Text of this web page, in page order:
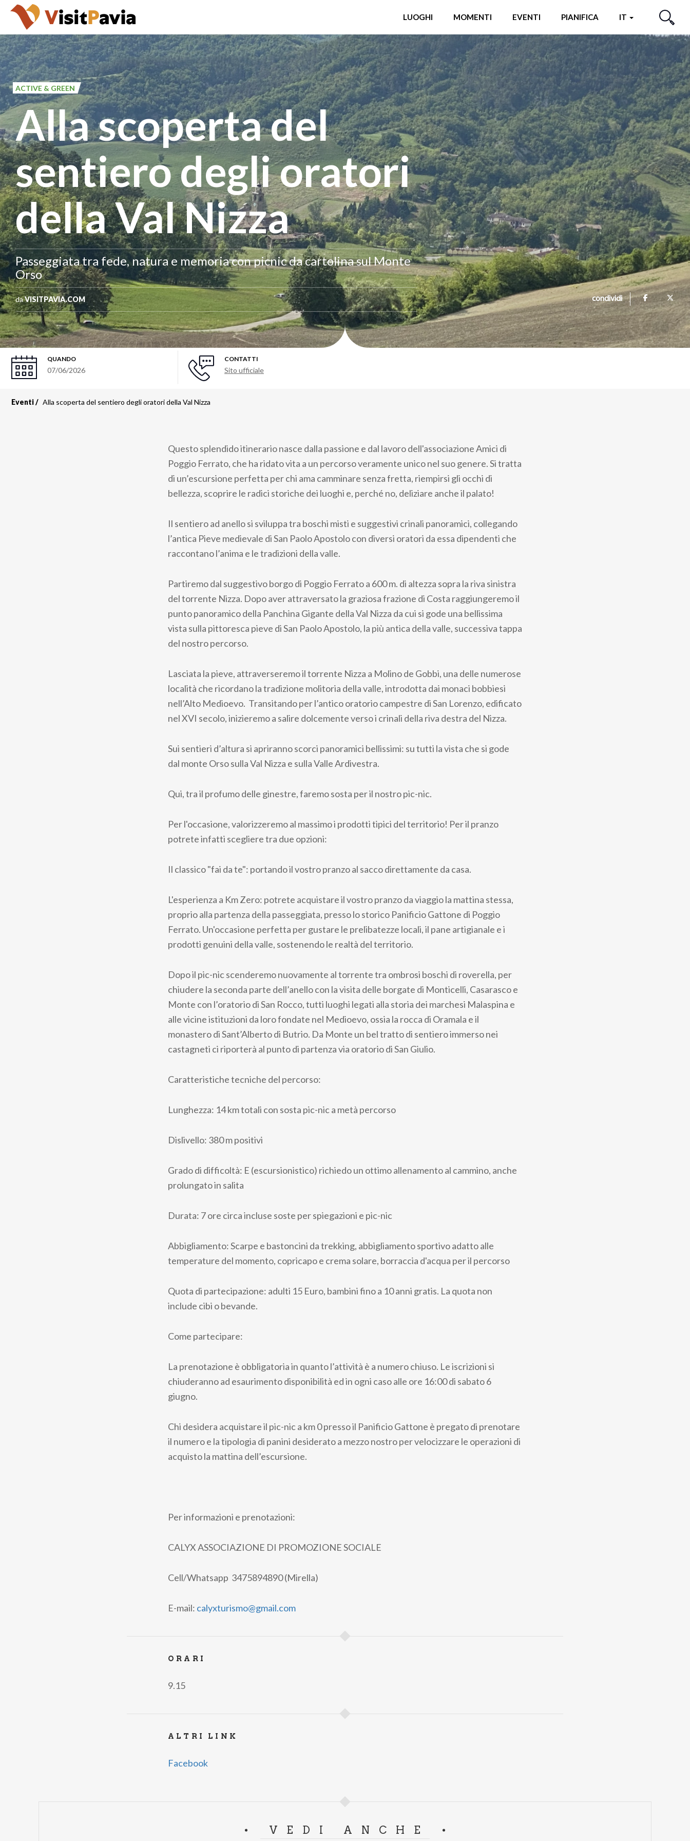
Salta
al
contenuto
principale
LUOGHI MOMENTI EVENTI PIANIFICA IT
CERCA
ACTIVE & GREEN
Alla scoperta del
sentiero degli oratori
della Val Nizza
Passeggiata tra fede, natura e memoria con picnic da cartolina sul Monte
Orso
daVISITPAVIA.COM condividi
QUANDO
07/06/2026
CONTATTI
Sito ufficiale
Eventi Alla scoperta del sentiero degli oratori della Val Nizza
Questo splendido itinerario nasce dalla passione e dal lavoro dell'associazione Amici di
Poggio Ferrato, che ha ridato vita a un percorso veramente unico nel suo genere. Si tratta
di un’escursione perfetta per chi ama camminare senza fretta, riempirsi gli occhi di
bellezza, scoprire le radici storiche dei luoghi e, perché no, deliziare anche il palato!
Il sentiero ad anello si sviluppa tra boschi misti e suggestivi crinali panoramici, collegando
l’antica Pieve medievale di San Paolo Apostolo con diversi oratori da essa dipendenti che
raccontano l’anima e le tradizioni della valle.
Partiremo dal suggestivo borgo di Poggio Ferrato a 600 m. di altezza sopra la riva sinistra
del torrente Nizza. Dopo aver attraversato la graziosa frazione di Costa raggiungeremo il
punto panoramico della Panchina Gigante della Val Nizza da cui si gode una bellissima
vista sulla pittoresca pieve di San Paolo Apostolo, la più antica della valle, successiva tappa
del nostro percorso.
Lasciata la pieve, attraverseremo il torrente Nizza a Molino de Gobbi, una delle numerose
località che ricordano la tradizione molitoria della valle, introdotta dai monaci bobbiesi
nell’Alto Medioevo. Transitando per l’antico oratorio campestre di San Lorenzo, edificato
nel XVI secolo, inizieremo a salire dolcemente verso i crinali della riva destra del Nizza.
Sui sentieri d’altura si apriranno scorci panoramici bellissimi: su tutti la vista che si gode
dal monte Orso sulla Val Nizza e sulla Valle Ardivestra.
Qui, tra il profumo delle ginestre, faremo sosta per il nostro pic-nic.
Per l'occasione, valorizzeremo al massimo i prodotti tipici del territorio! Per il pranzo
potrete infatti scegliere tra due opzioni:
Il classico "fai da te": portando il vostro pranzo al sacco direttamente da casa.
L'esperienza a Km Zero: potrete acquistare il vostro pranzo da viaggio la mattina stessa,
proprio alla partenza della passeggiata, presso lo storico Panificio Gattone di Poggio
Ferrato. Un'occasione perfetta per gustare le prelibatezze locali, il pane artigianale e i
prodotti genuini della valle, sostenendo le realtà del territorio.
Dopo il pic-nic scenderemo nuovamente al torrente tra ombrosi boschi di roverella, per
chiudere la seconda parte dell’anello con la visita delle borgate di Monticelli, Casarasco e
Monte con l’oratorio di San Rocco, tutti luoghi legati alla storia dei marchesi Malaspina e
alle vicine istituzioni da loro fondate nel Medioevo, ossia la rocca di Oramala e il
monastero di Sant’Alberto di Butrio. Da Monte un bel tratto di sentiero immerso nei
castagneti ci riporterà al punto di partenza via oratorio di San Giulio.
Caratteristiche tecniche del percorso:
Lunghezza: 14 km totali con sosta pic-nic a metà percorso
Dislivello: 380 m positivi
Grado di difficoltà: E (escursionistico) richiedo un ottimo allenamento al cammino, anche
prolungato in salita
Durata: 7 ore circa incluse soste per spiegazioni e pic-nic
Abbigliamento: Scarpe e bastoncini da trekking, abbigliamento sportivo adatto alle
temperature del momento, copricapo e crema solare, borraccia d'acqua per il percorso
Quota di partecipazione: adulti 15 Euro, bambini fino a 10 anni gratis. La quota non
include cibi o bevande.
Come partecipare:
La prenotazione è obbligatoria in quanto l’attività è a numero chiuso. Le iscrizioni si
chiuderanno ad esaurimento disponibilità ed in ogni caso alle ore 16:00 di sabato 6
giugno.
Chi desidera acquistare il pic-nic a km 0 presso il Panificio Gattone è pregato di prenotare
il numero e la tipologia di panini desiderato a mezzo nostro per velocizzare le operazioni di
acquisto la mattina dell’escursione.
Per informazioni e prenotazioni:
CALYX ASSOCIAZIONE DI PROMOZIONE SOCIALE
Cell/Whatsapp 3475894890 (Mirella)
E-mail: calyxturismo@gmail.com
ORARI
9.15
ALTRI LINK
Facebook
VEDI ANCHE